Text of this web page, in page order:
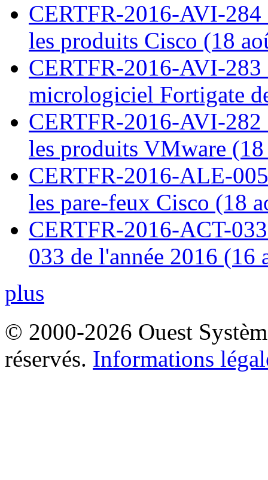
CERTFR-2016-AVI-
les produits Cisco (18
CERTFR-2016-AVI-
micrologiciel Fortigate
CERTFR-2016-AVI-
les produits VMware
CERTFR-2016-ALE-
les pare-feux Cisco (18
CERTFR-2016-ACT-
033 de l'année 2016 (16
plus
© 2000-2026 Ouest
réservés. Informations